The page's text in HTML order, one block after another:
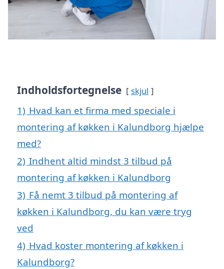
Indholdsfortegnelse skjul
1) Hvad kan et firma med speciale i
montering af køkken i Kalundborg hjælpe
med?
2) Indhent altid mindst 3 tilbud på
montering af køkken i Kalundborg
3) Få nemt 3 tilbud på montering af
køkken i Kalundborg, du kan være tryg
ved
4) Hvad koster montering af køkken i
Kalundborg?